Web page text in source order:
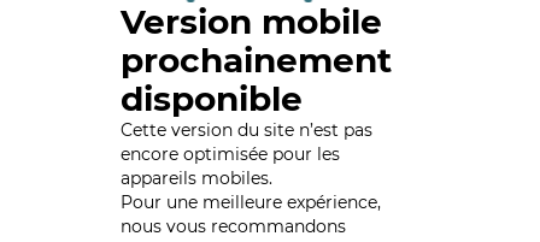
Version mobile
prochainement
disponible
Cette version du site n’est pas
encore optimisée pour les
appareils mobiles.
Pour une meilleure expérience,
nous vous recommandons